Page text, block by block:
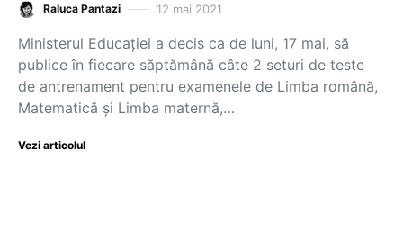
Raluca Pantazi 12 mai 2021
Ministerul Educației a decis ca de luni, 17 mai, să
publice în fiecare săptămână câte 2 seturi de teste
de antrenament pentru examenele de Limba română,
Matematică și Limba maternă,…
Vezi articolul